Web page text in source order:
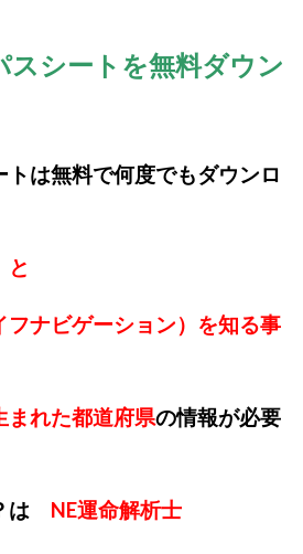
スシートを無料ダウン
トは無料で何度でもダウンロ
と
フナビゲーション）を知る事
まれた都道府県の情報が必要
は NE運命解析士